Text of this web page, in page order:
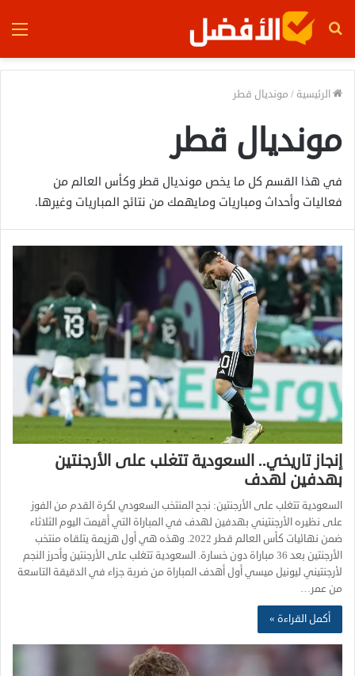
بحث
الرئيسية / مونديال قطر
مونديال قطر
في هذا القسم كل ما يخص مونديال قطر وكأس العالم من
فعاليات وأحداث ومباريات ومايهمك من نتائج المباريات وغيرها.
إنجاز تاريخي.. السعودية تتغلب على الأرجنتين
بهدفين لهدف
السعودية تتغلب على الأرجنتين: نجح المنتخب السعودي لكرة القدم من الفوز
على نظيره الأرجنتيني بهدفين لهدف في المباراة التي أقيمت اليوم الثلاثاء
ضمن نهائيات كأس العالم قطر 2022. وهذه هي أول هزيمة يتلقاه منتخب
الأرجنتين بعد 36 مباراة دون خسارة. السعودية تتغلب على الأرجنتين وأحرز النجم
لأرجنتيني ليونيل ميسي أول أهدف المباراة من ضربة جزاء في الدقيقة التاسعة
من عمر…
أكمل القراءة »